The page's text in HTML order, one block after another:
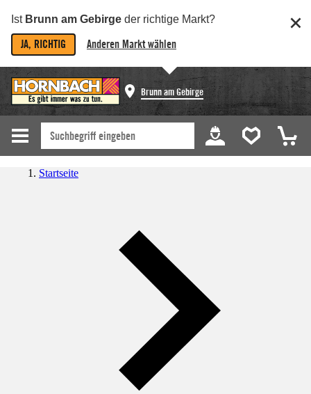
Ist Brunn am Gebirge der richtige Markt?
JA, RICHTIG Anderen Markt wählen
Brunn am Gebirge
Startseite